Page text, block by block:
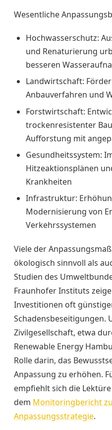
Wesentliche
Hochwasserschutz:
und Renaturierung
besseren
Landwirtschaft:
Anbauverfahren und
Forstwirtschaft:
trockenresistenter
Aufforstung mit
Gesundheitssystem:
Hitzeaktionsplänen
Krankheiten
Infrastruktur:
Modernisierung von
Verkehrssystemen
Viele der
ökologisch sinnvoll als
Studien des
Fraunhofer Instituts
Investitionen oft
Schadensbeseitigungen.
Zivilgesellschaft, etwa
Renewable Energy
Rolle darin, das
Anpassung zu erhöhen.
empfiehlt sich die
dem Monitoringbericht
Anpassungsstrategie.